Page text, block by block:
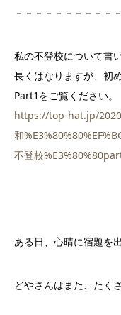
－－－－－－－－－－
私の不登校について書
長くはなりますが、初
Part1をご覧ください。
https://top-hat.jp/
和
不登校
ある日、心晴に宿題を
どやさんはまた、たく